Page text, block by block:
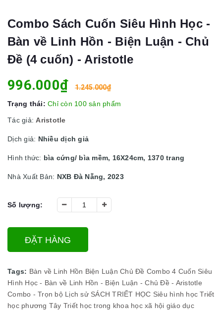
Combo Sách Cuốn Siêu Hình Học -
Bàn về Linh Hồn - Biện Luận - Chủ
Đề (4 cuốn) - Aristotle
996.000₫ 1.245.000₫
Trạng thái: Chỉ còn 100 sản phẩm
Tác giả:Aristotle
Dịch giả: Nhiều dịch giả
Hình thức: bìa cứng/ bìa mềm, 16X24cm, 1370 trang
Nhà Xuất Bản: NXB Đà Nẵng, 2023
Số lượng:
ĐẶT HÀNG
Tags: Bàn về Linh Hồn Biện Luận Chủ Đề Combo 4 Cuốn Siêu
Hình Học - Bàn về Linh Hồn - Biện Luận - Chủ Đề - Aristotle
Combo - Trọn bộ Lịch sử SÁCH TRIẾT HỌC Siêu hình học Triết
học phương Tây Triết học trong khoa học xã hội giáo dục